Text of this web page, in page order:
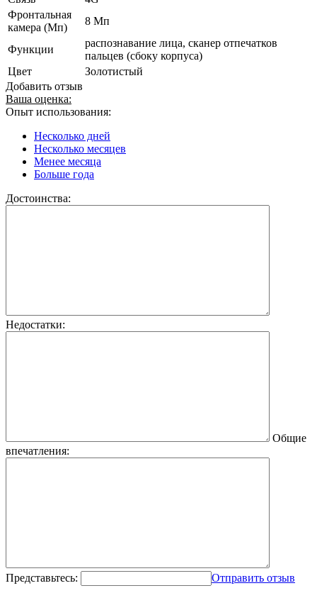
Фронтальная
камера (Мп)
8 Мп
Функции
распознавание лица, сканер отпечатков
пальцев (сбоку корпуса)
Цвет
Золотистый
Добавить отзыв
Ваша оценка:
Опыт использования:
Несколько дней
Несколько месяцев
Менее месяца
Больше года
Достоинства:
Недостатки:
Общие
впечатления:
Представьтесь: Отправить отзыв